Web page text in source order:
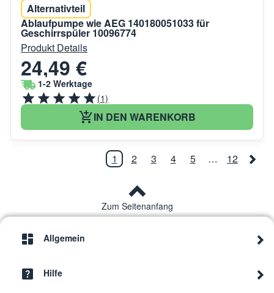
Alternativteil
Ablaufpumpe wie AEG 140180051033 für
Geschirrspüler 10096774
Produkt Details
24,49 €
1-2 Werktage
(1)
IN DEN WARENKORB
1 2 3 4 5 … 12
Zum Seitenanfang
Allgemein
Hilfe